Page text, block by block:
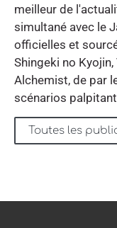
meilleur de
simultané avec le
officielles et
Shingeki no
Alchemist, de par
scénarios
Toutes les